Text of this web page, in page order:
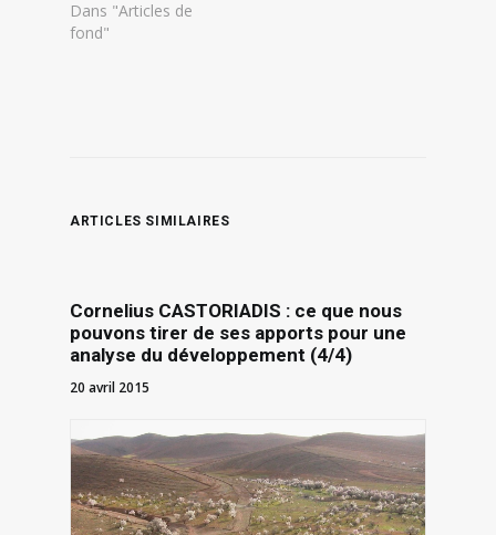
Croyances Avec la
suprématie
par les
rationalité est
présenté comme
universel. Découlent
de cet attribut de
politique,…
Dans "Articles de
fond"
ARTICLES SIMILAIRES
Cornelius CASTORIADIS : ce que nous
pouvons tirer de ses apports pour une
analyse du développement (4/4)
20 avril 2015